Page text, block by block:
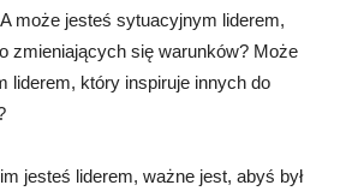
może jesteś sytuacyjnym liderem,
zmieniających się warunków? Może
liderem, który inspiruje innych do
jesteś liderem, ważne jest, abyś był